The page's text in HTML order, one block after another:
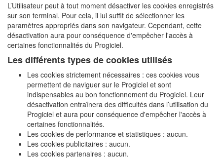
L’Utilisateur peut à tout moment désactiver les cookies enregistrés
sur son terminal. Pour cela, il lui suffit de sélectionner les
paramètres appropriés dans son navigateur. Cependant, cette
désactivation aura pour conséquence d'empêcher l'accès à
certaines fonctionnalités du Progiciel.
Les différents types de cookies utilisés
Les cookies strictement nécessaires : ces cookies vous
permettent de naviguer sur le Progiciel et sont
indispensables au bon fonctionnement du Progiciel. Leur
désactivation entraînera des difficultés dans l’utilisation du
Progiciel et aura pour conséquence d'empêcher l'accès à
certaines fonctionnalités.
Les cookies de performance et statistiques : aucun.
Les cookies publicitaires : aucun.
Les cookies partenaires : aucun.